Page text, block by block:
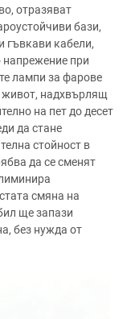
отразяват
бази,
гъвкави кабели,
при
лампи за фарове
живот, надхвърлящ
на пет до десет
да стане
стойност в
да се сменят
смяна на
ще запази
без нужда от